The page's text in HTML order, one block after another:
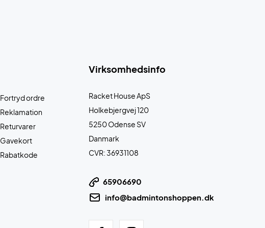
Virksomhedsinfo
Racket House ApS
Holkebjergvej 120
5250 Odense SV
Danmark
CVR: 36931108
65906690
info@badmintonshoppen.dk
Fortryd ordre
Reklamation
Returvarer
Gavekort
Rabatkode